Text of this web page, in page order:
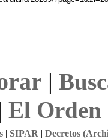
|
El Orden
| SIPAR | Decretos